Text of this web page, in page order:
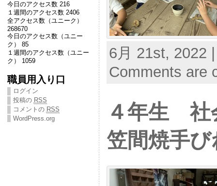
今日のアクセス数 216
１週間のアクセス数 2406
全アクセス数（ユニーク）
268670
今日のアクセス数（ユニー
ク） 85
１週間のアクセス数（ユニー
ク） 1059
職員用入り口
ログイン
投稿の RSS
コメントの RSS
WordPress.org
6月 21st, 2022
Comments are
４年生
笠間焼手